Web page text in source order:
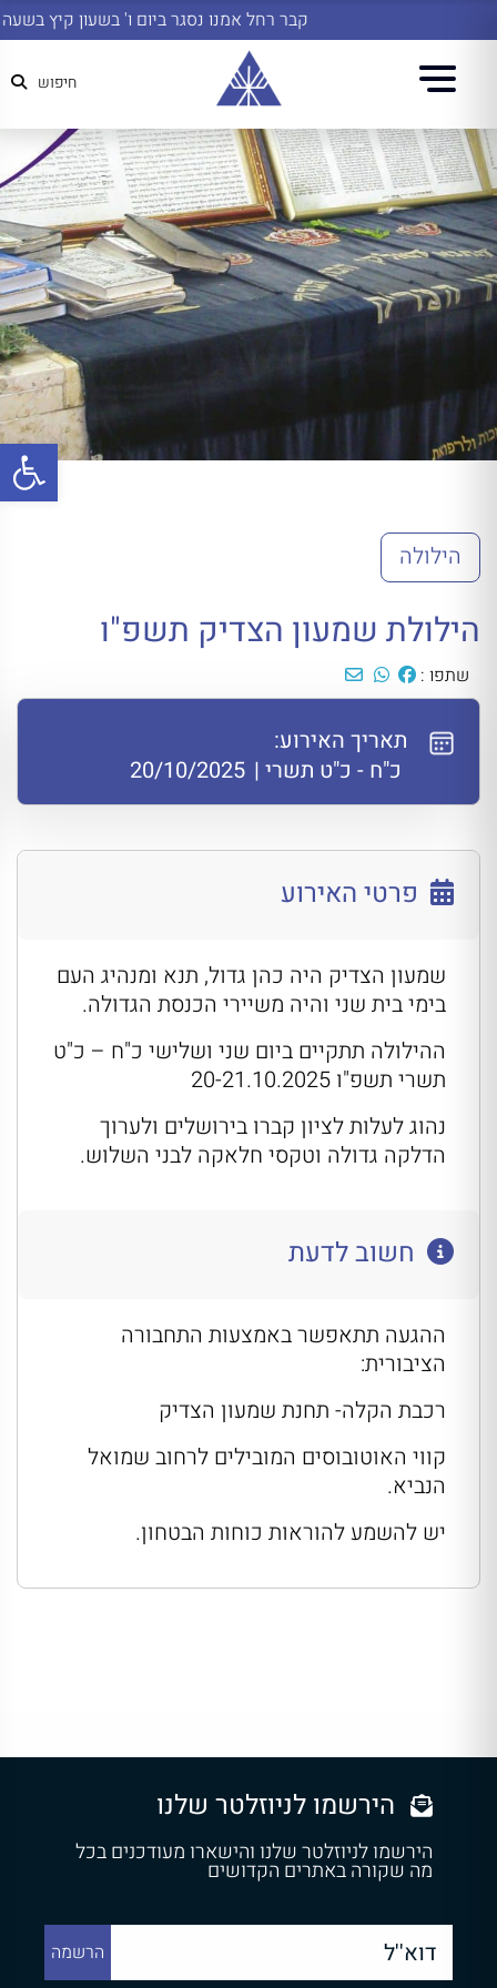
קבר רחל אמנו נסגר ביום ו' בשעון קיץ בשעה 14:45
חיפוש
הילולה
הילולת שמעון הצדיק תשפ"ו
שתפו :
תאריך האירוע:
כ"ח - כ"ט תשרי |
20/10/2025
פרטי האירוע
שמעון הצדיק היה כהן גדול, תנא ומנהיג העם
בימי בית שני והיה משיירי הכנסת הגדולה.
ההילולה תתקיים ביום שני ושלישי כ"ח – כ"ט
תשרי תשפ"ו 20-21.10.2025
נהוג לעלות לציון קברו בירושלים ולערוך
הדלקה גדולה וטקסי חלאקה לבני השלוש.
חשוב לדעת
ההגעה תתאפשר באמצעות התחבורה
הציבורית:
רכבת הקלה- תחנת שמעון הצדיק
קווי האוטובוסים המובילים לרחוב שמואל
הנביא.
יש להשמע להוראות כוחות הבטחון.
הירשמו לניוזלטר שלנו
הירשמו לניוזלטר שלנו והישארו מעודכנים בכל
מה שקורה באתרים הקדושים